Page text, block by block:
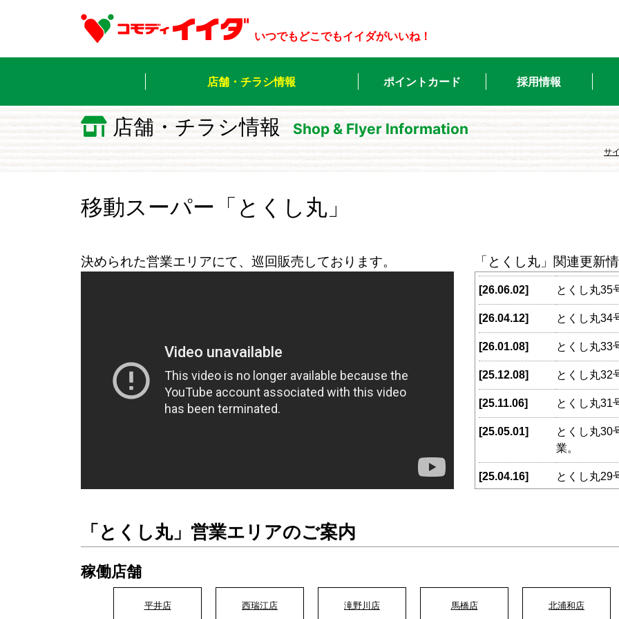
いつでもどこでもイイダがいいね！
店舗・チラシ情報 ポイントカード 採用情報
店舗・チラシ情報 Shop & Flyer Information
サ
移動スーパー「とくし丸」
決められた営業エリアにて、巡回販売しております。 「とくし丸」関連更新
[26.06.02] とくし丸35
[26.04.12] とくし丸34
[26.01.08] とくし丸33
[25.12.08] とくし丸32
[25.11.06] とくし丸31
[25.05.01]
とくし丸30
業。
[25.04.16] とくし丸29
業。
「とくし丸」営業エリアのご案内
稼働店舗
平井店 西瑞江店 滝野川店 馬橋店 北浦和店